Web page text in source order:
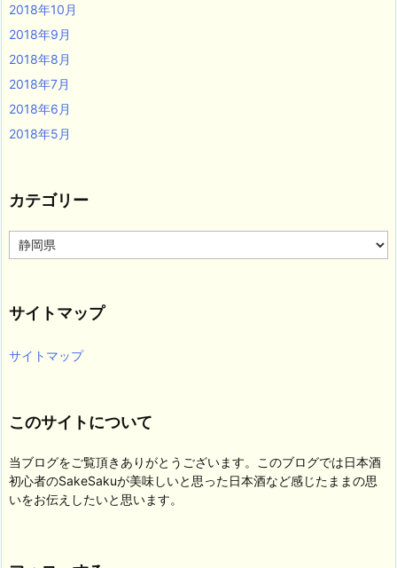
2018年10月
2018年9月
2018年8月
2018年7月
2018年6月
2018年5月
カテゴリー
カ
テ
ー
サイトマップ
サイトマップ
このサイトについて
当ブログをご覧頂きありがとうございます。このブログでは日本酒
初心者のSakeSakuが美味しいと思った日本酒など感じたままの思
いをお伝えしたいと思います。